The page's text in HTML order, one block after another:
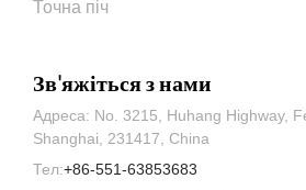
Точна піч
Зв'яжіться з нами
Адреса: No. 3215, Huhang Highway,
Shanghai, 231417, China
Тел:+86-551-63853683